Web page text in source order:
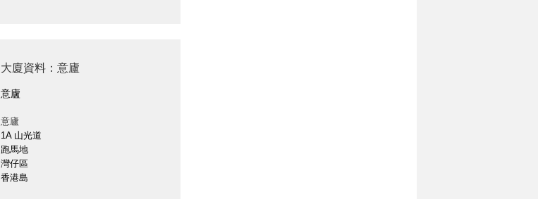
大廈資料：意廬
意廬
意廬
1A 山光道
跑馬地
灣仔區
香港島